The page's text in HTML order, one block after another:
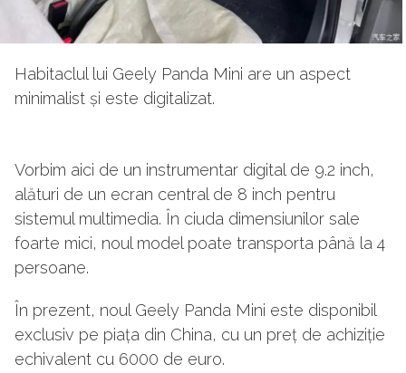
Habitaclul lui Geely Panda Mini are un aspect
minimalist și este digitalizat.
Vorbim aici de un instrumentar digital de 9.2 inch,
alături de un ecran central de 8 inch pentru
sistemul multimedia. În ciuda dimensiunilor sale
foarte mici, noul model poate transporta până la 4
persoane.
În prezent, noul Geely Panda Mini este disponibil
exclusiv pe piața din China, cu un preț de achiziție
echivalent cu 6000 de euro.